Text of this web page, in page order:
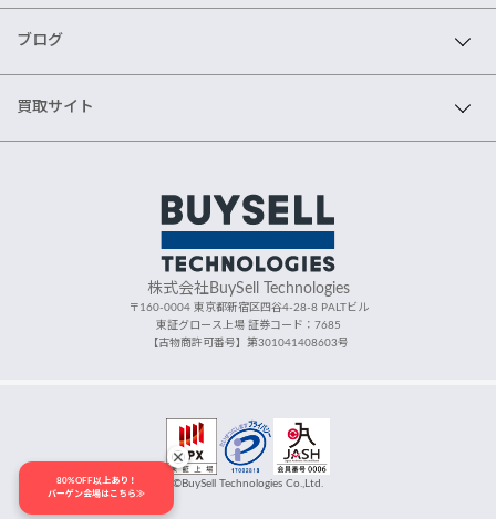
ブログ
買取サイト
株式会社BuySell Technologies
〒160-0004 東京都新宿区四谷4-28-8 PALTビル
東証グロース上場 証券コード：7685
【古物商許可番号】第301041408603号
©BuySell Technologies Co.,Ltd.
80%OFF以上あり！
バーゲン会場はこちら≫